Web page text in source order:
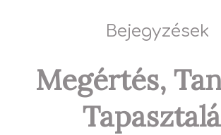
Bejegyzések
Megértés,